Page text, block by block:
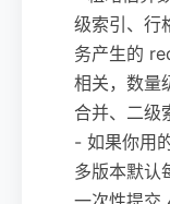
级索引、行
务产生的
相关，数量
合并、二级
- 如果你用
多版本默认